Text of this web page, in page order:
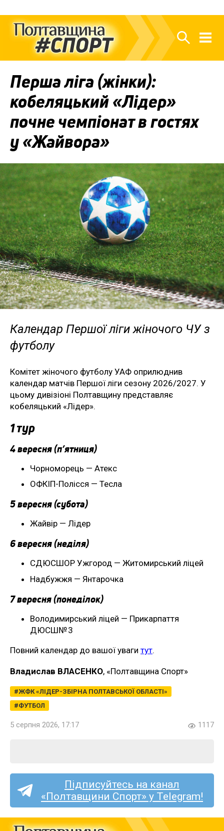
Перша ліга (жінки):
кобеляцький «Лідер»
почне чемпіонат в гостях
у «Жайвора»
Календар Першої ліги жіночого ЧУ з
футболу
Комітет жіночого футболу УАФ оприлюднив
календар матчів Першої ліги сезону 2026/2027. У
цьому дивізіоні Полтавщину представляє
кобеляцький «Лідер».
1 тур
4 вересня (п’ятниця)
Чорноморець — Атекс
ОФКІП-Полісся — Тесла
5 вересня (субота)
Жайвір — Лідер
6 вересня (неділя)
СДЮСШОР Ужгород — Житомирський ліцей
Надбужжя — Янтарочка
7 вересня (понеділок)
Володимирський ліцей — Прикарпаття
ДЮСШ№ 3
Повний календар до вашої уваги тут.
Владислав ВЛАСЕНКО, «Полтавщина Спорт»
ЖФК «ЛІДЕР-ЗБІРНА ПОЛТАВСЬКОЇ ОБЛАСТІ»
ФУТБОЛ
5 серпня 2026, 17:17 1117
Підписуйтесь на канал
«Полтавщини Спорт» у Telegram!